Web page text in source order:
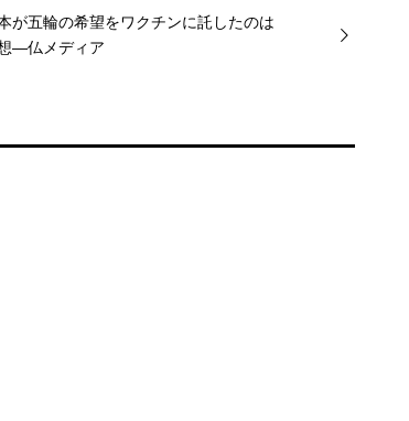
が五輪の希望をワクチンに託したのは
―仏メディア